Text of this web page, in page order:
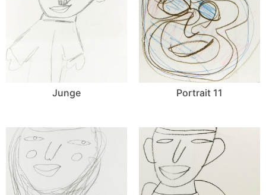
Junge Portrait 11